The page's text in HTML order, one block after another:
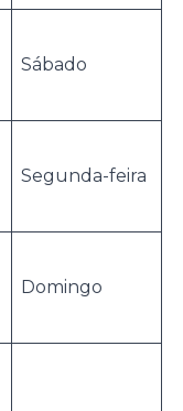
Sábado
Segunda-feira
Domingo